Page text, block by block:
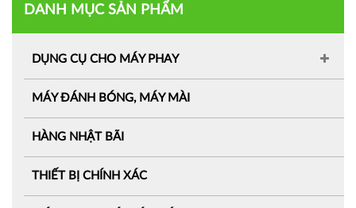
DANH MỤC SẢN PHẨM
DỤNG CỤ CHO MÁY PHAY
MÁY ĐÁNH BÓNG, MÁY MÀI
HÀNG NHẬT BÃI
THIẾT BỊ CHÍNH XÁC